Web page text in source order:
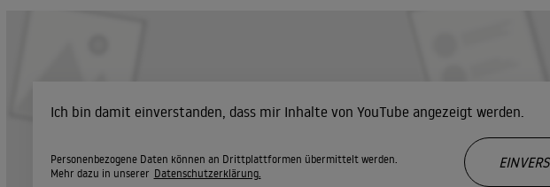
Ich bin damit einverstanden, dass mir Inhalte von YouTube angezeigt werden.
Personenbezogene Daten können an Drittplattformen übermittelt werden.
Mehr dazu in unserer Datenschutzerklärung.